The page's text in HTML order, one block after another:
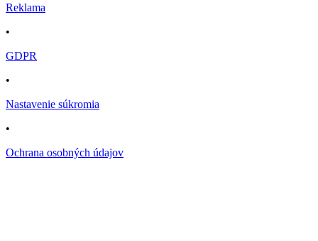
Reklama
•
GDPR
•
Nastavenie súkromia
•
Ochrana osobných údajov